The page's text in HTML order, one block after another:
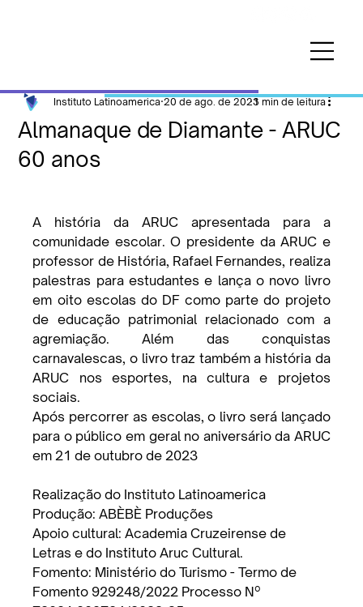
Almanaque de Diamante - ARUC
60 anos
Instituto Latinoamerica 20 de ago. de 20231 min de leitura
A história da ARUC apresentada para a
comunidade escolar. O presidente da ARUC e
professor de História, Rafael Fernandes, realiza
palestras para estudantes e lança o novo livro
em oito escolas do DF como parte do projeto
de educação patrimonial relacionado com a
agremiação. Além das conquistas
carnavalescas, o livro traz também a história da
ARUC nos esportes, na cultura e projetos
sociais.
Após percorrer as escolas, o livro será lançado
para o público em geral no aniversário da ARUC
em 21 de outubro de 2023
Realização do Instituto Latinoamerica
Produção: ABÈBÈ Produções
Apoio cultural: Academia Cruzeirense de
Letras e do Instituto Aruc Cultural.
Fomento: Ministério do Turismo - Termo de
Fomento 929248/2022 Processo Nº